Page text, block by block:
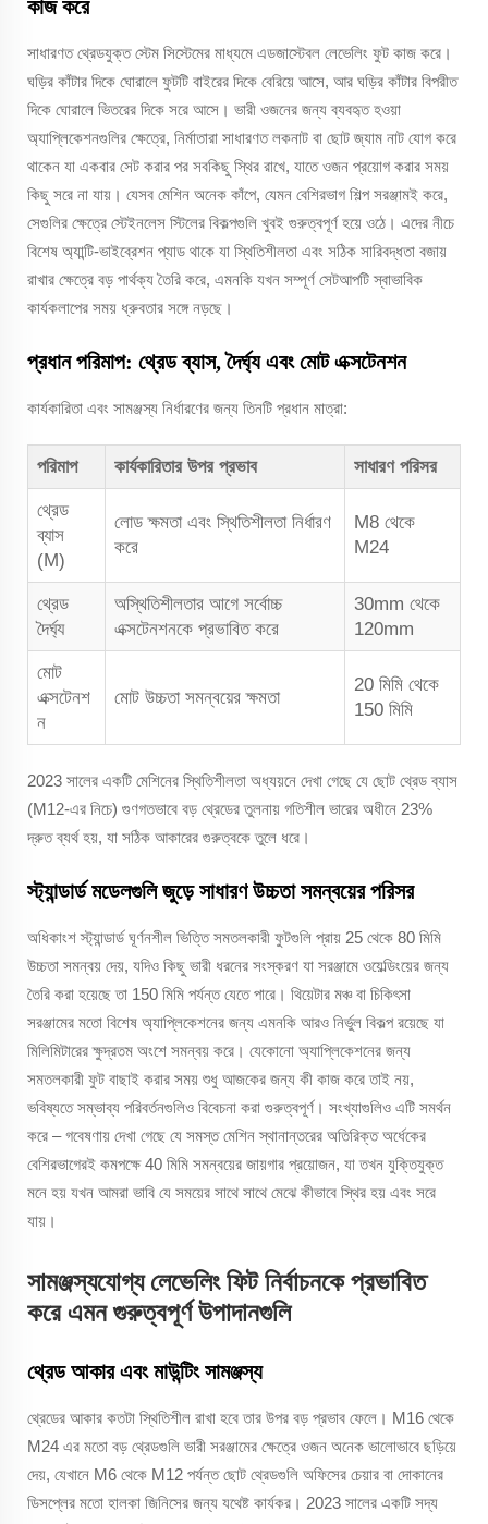
কাজ করে
সাধারণত থ্রেডযুক্ত স্টেম সিস্টেমের মাধ্যমে এডজাস্টেবল লেভেলিং ফুট কাজ করে।
ঘড়ির কাঁটার দিকে ঘোরালে ফুটটি বাইরের দিকে বেরিয়ে আসে, আর ঘড়ির কাঁটার বিপরীত
দিকে ঘোরালে ভিতরের দিকে সরে আসে। ভারী ওজনের জন্য ব্যবহৃত হওয়া
অ্যাপ্লিকেশনগুলির ক্ষেত্রে, নির্মাতারা সাধারণত লকনাট বা ছোট জ্যাম নাট যোগ করে
থাকেন যা একবার সেট করার পর সবকিছু স্থির রাখে, যাতে ওজন প্রয়োগ করার সময়
কিছু সরে না যায়। যেসব মেশিন অনেক কাঁপে, যেমন বেশিরভাগ শিল্প সরঞ্জামই করে,
সেগুলির ক্ষেত্রে স্টেইনলেস স্টিলের বিকল্পগুলি খুবই গুরুত্বপূর্ণ হয়ে ওঠে। এদের নীচে
বিশেষ অ্যান্টি-ভাইব্রেশন প্যাড থাকে যা স্থিতিশীলতা এবং সঠিক সারিবদ্ধতা বজায়
রাখার ক্ষেত্রে বড় পার্থক্য তৈরি করে, এমনকি যখন সম্পূর্ণ সেটআপটি স্বাভাবিক
কার্যকলাপের সময় ধ্রুবতার সঙ্গে নড়ছে।
প্রধান পরিমাপ: থ্রেড ব্যাস, দৈর্ঘ্য এবং মোট এক্সটেনশন
কার্যকারিতা এবং সামঞ্জস্য নির্ধারণের জন্য তিনটি প্রধান মাত্রা:
পরিমাপ কার্যকারিতার উপর প্রভাব সাধারণ পরিসর
থ্রেড
ব্যাস
(M)
লোড ক্ষমতা এবং স্থিতিশীলতা নির্ধারণ
করে
M8 থেকে
M24
থ্রেড
দৈর্ঘ্য
অস্থিতিশীলতার আগে সর্বোচ্চ
এক্সটেনশনকে প্রভাবিত করে
30mm থেকে
120mm
মোট
এক্সটেনশ
ন
মোট উচ্চতা সমন্বয়ের ক্ষমতা
20 মিমি থেকে
150 মিমি
2023 সালের একটি মেশিনের স্থিতিশীলতা অধ্যয়নে দেখা গেছে যে ছোট থ্রেড ব্যাস
(M12-এর নিচে) গুণগতভাবে বড় থ্রেডের তুলনায় গতিশীল ভারের অধীনে 23%
দ্রুত ব্যর্থ হয়, যা সঠিক আকারের গুরুত্বকে তুলে ধরে।
স্ট্যান্ডার্ড মডেলগুলি জুড়ে সাধারণ উচ্চতা সমন্বয়ের পরিসর
অধিকাংশ স্ট্যান্ডার্ড ঘূর্ণনশীল ভিত্তি সমতলকারী ফুটগুলি প্রায় 25 থেকে 80 মিমি
উচ্চতা সমন্বয় দেয়, যদিও কিছু ভারী ধরনের সংস্করণ যা সরঞ্জামে ওয়েল্ডিংয়ের জন্য
তৈরি করা হয়েছে তা 150 মিমি পর্যন্ত যেতে পারে। থিয়েটার মঞ্চ বা চিকিৎসা
সরঞ্জামের মতো বিশেষ অ্যাপ্লিকেশনের জন্য এমনকি আরও নির্ভুল বিকল্প রয়েছে যা
মিলিমিটারের ক্ষুদ্রতম অংশে সমন্বয় করে। যেকোনো অ্যাপ্লিকেশনের জন্য
সমতলকারী ফুট বাছাই করার সময় শুধু আজকের জন্য কী কাজ করে তাই নয়,
ভবিষ্যতে সম্ভাব্য পরিবর্তনগুলিও বিবেচনা করা গুরুত্বপূর্ণ। সংখ্যাগুলিও এটি সমর্থন
করে – গবেষণায় দেখা গেছে যে সমস্ত মেশিন স্থানান্তরের অতিরিক্ত অর্ধেকের
বেশিরভাগেরই কমপক্ষে 40 মিমি সমন্বয়ের জায়গার প্রয়োজন, যা তখন যুক্তিযুক্ত
মনে হয় যখন আমরা ভাবি যে সময়ের সাথে সাথে মেঝে কীভাবে স্থির হয় এবং সরে
যায়।
সামঞ্জস্যযোগ্য লেভেলিং ফিট নির্বাচনকে প্রভাবিত
করে এমন গুরুত্বপূর্ণ উপাদানগুলি
থ্রেড আকার এবং মাউন্টিং সামঞ্জস্য
থ্রেডের আকার কতটা স্থিতিশীল রাখা হবে তার উপর বড় প্রভাব ফেলে। M16 থেকে
M24 এর মতো বড় থ্রেডগুলি ভারী সরঞ্জামের ক্ষেত্রে ওজন অনেক ভালোভাবে ছড়িয়ে
দেয়, যেখানে M6 থেকে M12 পর্যন্ত ছোট থ্রেডগুলি অফিসের চেয়ার বা দোকানের
ডিসপ্লের মতো হালকা জিনিসের জন্য যথেষ্ট কার্যকর। 2023 সালের একটি সদ্য